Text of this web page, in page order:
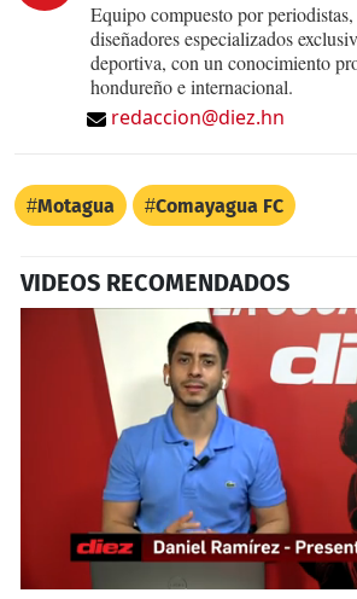
Equipo compuesto por
diseñadores especializados
deportiva, con un conocimiento
hondureño e internacional.
redaccion@diez.hn
Motagua Comayagua FC
VIDEOS RECOMENDADOS